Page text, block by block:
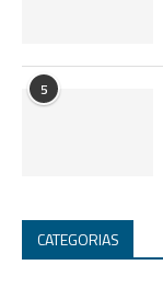
5
CATEGORIAS